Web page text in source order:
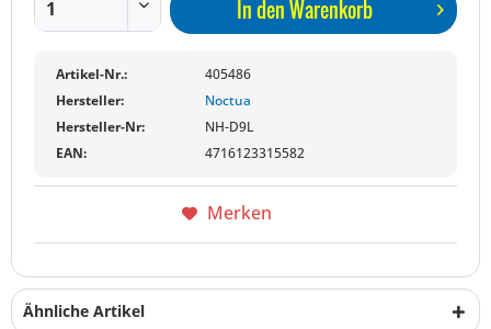
In denWarenkorb
Artikel-Nr.:
405486
Hersteller:
Noctua
Hersteller-Nr:
NH-D9L
EAN:
4716123315582
Merken
Ähnliche Artikel